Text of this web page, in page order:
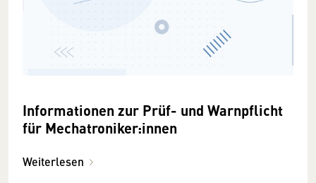
Informationen zur Prüf- und Warnpflicht
für Mechatroniker:innen
Weiterlesen